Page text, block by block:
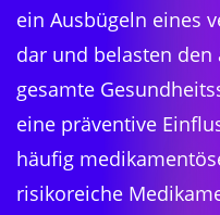
ein Ausbügeln eines
dar und belasten
gesamte
eine präventive
häufig
risikoreiche